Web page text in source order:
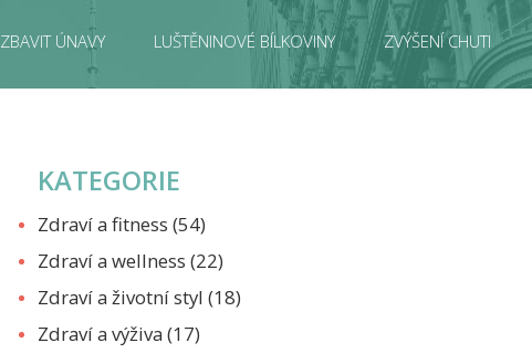
ZBAVIT ÚNAVY LUŠTĚNINOVÉ BÍLKOVINY ZVÝŠENÍ CHUTI
KATEGORIE
Zdraví a fitness (54)
Zdraví a wellness (22)
Zdraví a životní styl (18)
Zdraví a výživa (17)